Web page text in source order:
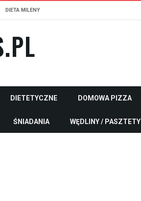
DIETA MILENY
DIETETYCZNE DOMOWA PIZZA
ŚNIADANIA WĘDLINY / PASZTETY